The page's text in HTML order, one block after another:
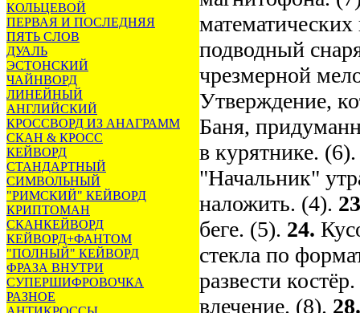
КОЛЬЦЕВОЙ
ПЕРВАЯ И ПОСЛЕДНЯЯ
ПЯТЬ СЛОВ
ДУАЛЬ
ЭСТОНСКИЙ
ЧАЙНВОРД
ЛИНЕЙНЫЙ
АНГЛИЙСКИЙ
КРОССВОРД ИЗ АНАГРАММ
СКАН & КРОСС
КЕЙВОРД
СТАНДАРТНЫЙ
СИМВОЛЬНЫЙ
"РИМСКИЙ" КЕЙВОРД
КРИПТОМАН
СКАНКЕЙВОРД
КЕЙВОРД+ФАНТОМ
"ПОЛНЫЙ" КЕЙВОРД
ФРАЗА ВНУТРИ
СУПЕРШИФРОВОЧКА
РАЗНОЕ
подводный
чрезмерной
Утверждение,
Баня,
в курятнике.
"Начальник"
наложить. (4).
беге. (5). 24.
стекла по
развести
влечение. (8).